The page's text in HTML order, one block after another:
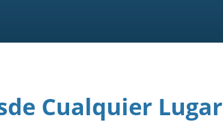
Cualquier Lugar